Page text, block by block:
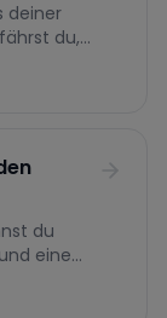
deiner
du,
ganze
du
eine
App